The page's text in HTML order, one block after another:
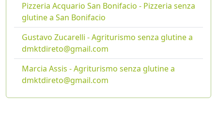
Pizzeria Acquario San Bonifacio - Pizzeria senza
glutine a San Bonifacio
Gustavo Zucarelli - Agriturismo senza glutine a
dmktdireto@gmail.com
Marcia Assis - Agriturismo senza glutine a
dmktdireto@gmail.com